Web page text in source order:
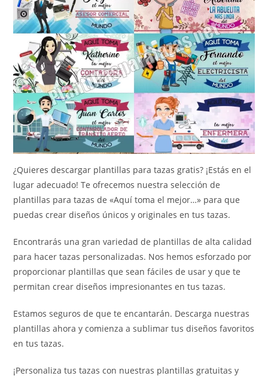
¿Quieres descargar plantillas para tazas gratis? ¡Estás en el
lugar adecuado! Te ofrecemos nuestra selección de
plantillas para tazas de «Aquí toma el mejor…» para que
puedas crear diseños únicos y originales en tus tazas.
Encontrarás una gran variedad de plantillas de alta calidad
para hacer tazas personalizadas. Nos hemos esforzado por
proporcionar plantillas que sean fáciles de usar y que te
permitan crear diseños impresionantes en tus tazas.
Estamos seguros de que te encantarán. Descarga nuestras
plantillas ahora y comienza a sublimar tus diseños favoritos
en tus tazas.
¡Personaliza tus tazas con nuestras plantillas gratuitas y